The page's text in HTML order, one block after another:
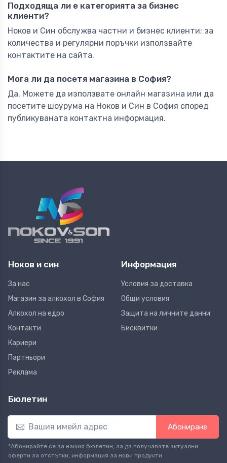
Подходяща ли е категорията за бизнес
клиенти?
Ноков и Син обслужва частни и бизнес клиенти; за
количества и регулярни поръчки използвайте
контактите на сайта.
Мога ли да посетя магазина в София?
Да. Можете да използвате онлайн магазина или да
посетите шоурума на Ноков и Син в София според
публикуваната контактна информация.
Ноков и син
За нас
Магазин за алкохол в София
Алкохол на едро
Контакти
Кариери
Партньори
Реклама
Информация
Условия за доставка
Общи условия
Защита на личните данни
Бисквитки
Бюлетин
Абониране
*Абонирайте се за нашия бюлетин, за да получавате актуални
оферти за отстъпки, информация за нови продукти.